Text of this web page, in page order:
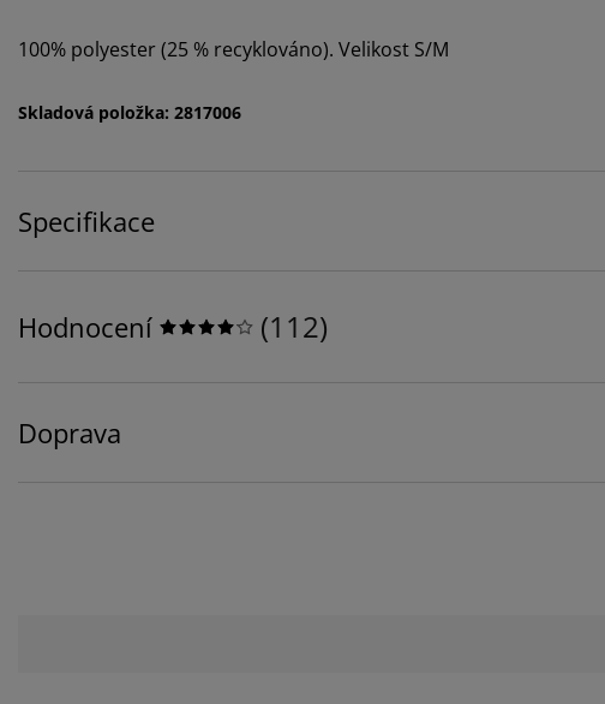
100% polyester (25 % recyklováno). Velikost S/M
Skladová položka: 2817006
Specifikace
Hodnocení (112)
Doprava